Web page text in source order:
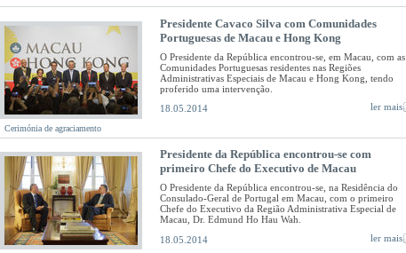
Cerimónia de agraciamento
Presidente Cavaco Silva com Comunidades
Portuguesas de Macau e Hong Kong
O Presidente da República encontrou-se, em Macau, com as
Comunidades Portuguesas residentes nas Regiões
Administrativas Especiais de Macau e Hong Kong, tendo
proferido uma intervenção.
18.05.2014
ler mais
Presidente da República encontrou-se com
primeiro Chefe do Executivo de Macau
O Presidente da República encontrou-se, na Residência do
Consulado-Geral de Portugal em Macau, com o primeiro
Chefe do Executivo da Região Administrativa Especial de
Macau, Dr. Edmund Ho Hau Wah.
18.05.2014
ler mais